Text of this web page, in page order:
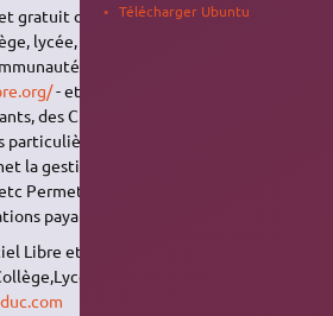
gratuit de gestion scolaire via
lycée, fac) très activement
nombreuse -
- et par conséquent adapté aux
des CPE et chefs d'établissement
abouties et
la gestion des notes, des absences,
Permet de remplacer et de réduire
payantes telles que Pronote.
Libre et gratuit de gestion scolaire
de formation) -
Télécharger Ubuntu